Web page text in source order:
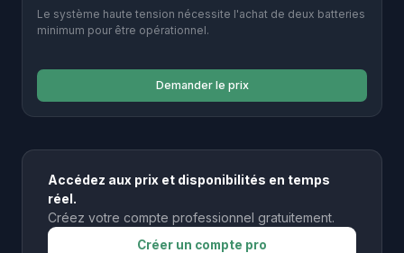
Le système haute tension nécessite l'achat de deux batteries
minimum pour être opérationnel.
Demander le prix
Accédez aux prix et disponibilités en temps
réel.
Créez votre compte professionnel gratuitement.
Créer un compte pro